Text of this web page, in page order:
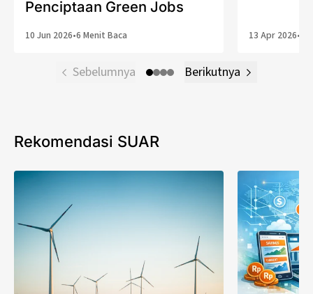
Penciptaan Green Jobs
10 Jun 2026•6 Menit Baca 13 Apr 2026•
Sebelumnya Berikutnya
Rekomendasi SUAR